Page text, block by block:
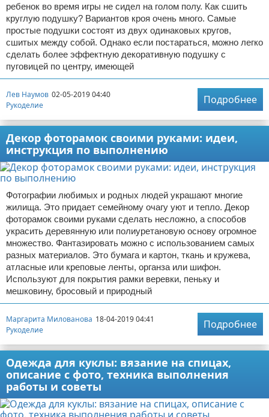
ребенок во время игры не сидел на голом полу. Как сшить
круглую подушку? Вариантов кроя очень много. Самые
простые подушки состоят из двух одинаковых кругов,
сшитых между собой. Однако если постараться, можно легко
сделать более эффектную декоративную подушку с
пуговицей по центру, имеющей
Лев Наумов 02-05-2019 04:40
Рукоделие
Подробнее
Декор фоторамок своими руками: идеи,
инструкция по выполнению
Фотографии любимых и родных людей украшают многие
жилища. Это придает семейному очагу уют и тепло. Декор
фоторамок своими руками сделать несложно, а способов
украсить деревянную или полиуретановую основу огромное
множество. Фантазировать можно с использованием самых
разных материалов. Это бумага и картон, ткань и кружева,
атласные или креповые ленты, органза или шифон.
Используют для покрытия рамки веревки, пеньку и
мешковину, бросовый и природный
Маргарита Милованова 18-04-2019 04:41
Рукоделие
Подробнее
Одежда для куклы: вязание на спицах,
описание с фото, техника выполнения
работы и советы